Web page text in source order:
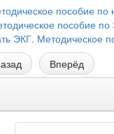
пособие
пособие по
ЭКГ. Методическое
Вперёд